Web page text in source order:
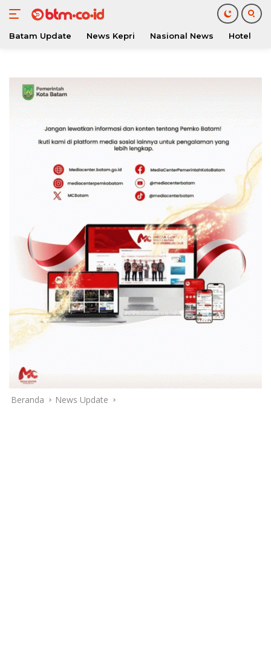
konten
Batam Update News Kepri Nasional News Hotel
Beranda News Update